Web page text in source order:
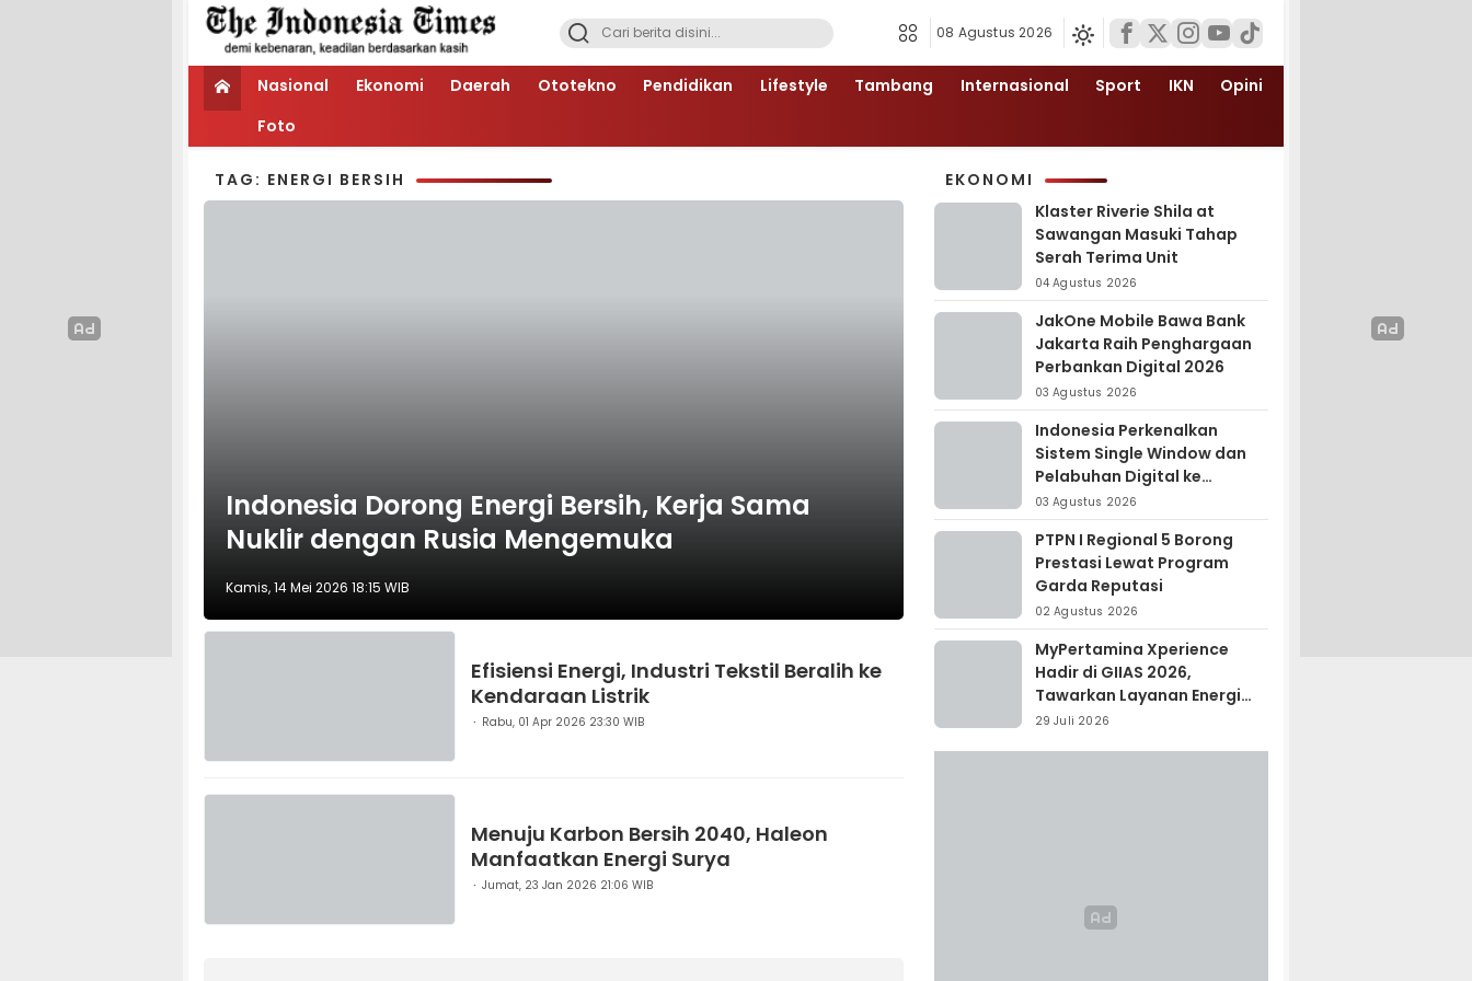
08 Agustus 2026
Nasional Ekonomi Daerah Ototekno Pendidikan Lifestyle Tambang Internasional Sport IKN
Opini
Foto
TAG: ENERGI BERSIH
Indonesia Dorong Energi Bersih, Kerja Sama
Nuklir dengan Rusia Mengemuka
Kamis, 14 Mei 2026 18:15 WIB
Efisiensi Energi, Industri Tekstil Beralih ke
Kendaraan Listrik
Rabu, 01 Apr 2026 23:30 WIB
Menuju Karbon Bersih 2040, Haleon
Manfaatkan Energi Surya
Jumat, 23 Jan 2026 21:06 WIB
EKONOMI
Klaster Riverie Shila at
Sawangan Masuki Tahap
Serah Terima Unit
04 Agustus 2026
JakOne Mobile Bawa Bank
Jakarta Raih Penghargaan
Perbankan Digital 2026
03 Agustus 2026
Indonesia Perkenalkan
Sistem Single Window dan
Pelabuhan Digital ke
Madagaskar
03 Agustus 2026
PTPN I Regional 5 Borong
Prestasi Lewat Program
Garda Reputasi
02 Agustus 2026
MyPertamina Xperience
Hadir di GIIAS 2026,
Tawarkan Layanan Energi
Terintegrasi
29 Juli 2026